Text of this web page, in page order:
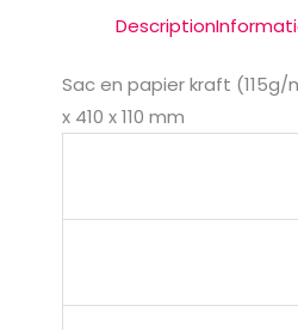
Description
Sac en papier kraft
x 410 x 110 mm